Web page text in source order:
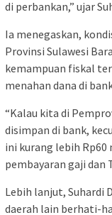
di perbankan,” ujar
Ia menegaskan,
Provinsi Sulawesi
kemampuan fiskal
menahan dana di
“Kalau kita di
disimpan di bank,
ini kurang lebih Rp60
pembayaran gaji dan
Lebih lanjut, Suhardi
daerah lain berhati-